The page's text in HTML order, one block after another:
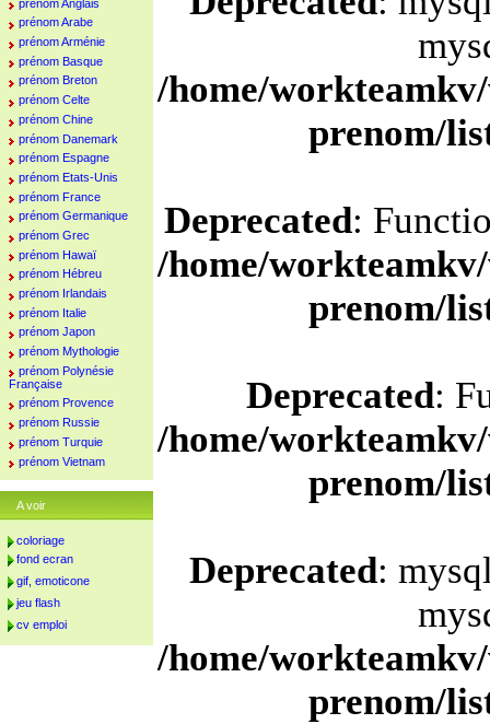
/home/
prenom/
Deprecated:
/home/
prenom/
Deprecated:
/home/
prenom/
Deprecated:
/home/
prenom/
prénom Anglais
prénom Arabe
prénom Arménie
prénom Basque
prénom Breton
prénom Celte
prénom Chine
prénom Danemark
prénom Espagne
prénom Etats-Unis
prénom France
prénom Germanique
prénom Grec
prénom Hawaï
prénom Hébreu
prénom Irlandais
prénom Italie
prénom Japon
prénom Mythologie
prénom Polynésie
Française
prénom Provence
prénom Russie
prénom Turquie
prénom Vietnam
A voir
coloriage
fond ecran
gif, emoticone
jeu flash
cv emploi